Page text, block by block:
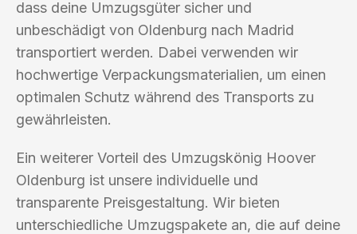
dass deine Umzugsgüter sicher und
unbeschädigt von Oldenburg nach Madrid
transportiert werden. Dabei verwenden wir
hochwertige Verpackungsmaterialien, um einen
optimalen Schutz während des Transports zu
gewährleisten.
Ein weiterer Vorteil des Umzugskönig Hoover
Oldenburg ist unsere individuelle und
transparente Preisgestaltung. Wir bieten
unterschiedliche Umzugspakete an, die auf deine